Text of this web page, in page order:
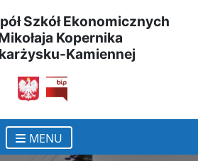
Szkół Ekonomicznych
Kopernika
Kamiennej
otwiera się w nowym
MENU